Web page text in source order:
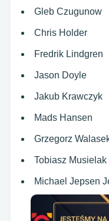
Gleb Czugunow
Chris Holder
Fredrik Lindgren
Jason Doyle
Jakub Krawczyk
Mads Hansen
Grzegorz
Tobiasz Musielak
Michael Jepsen